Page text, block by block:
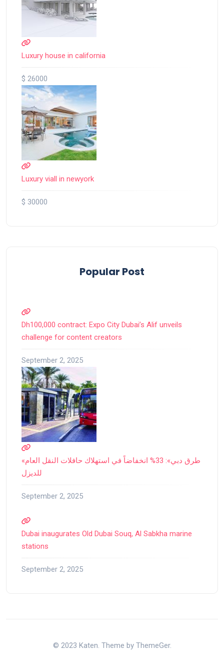
Luxury house in california
$ 26000
Luxury viall in newyork
$ 30000
Popular Post
Dh100,000 contract: Expo City Dubai’s Alif unveils
challenge for content creators
September 2, 2025
«طرق دبي»: 33% انخفاضاً في استهلاك حافلات النقل العام
للديزل
September 2, 2025
Dubai inaugurates Old Dubai Souq, Al Sabkha marine
stations
September 2, 2025
© 2023 Katen. Theme by ThemeGer.